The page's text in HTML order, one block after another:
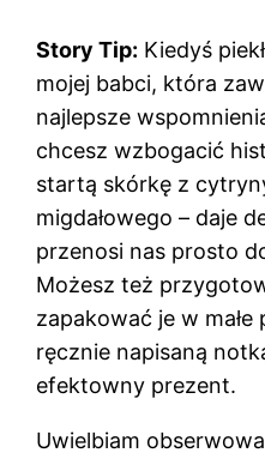
Story Tip: Kiedyś
mojej babci, która
najlepsze
chcesz wzbogacić
startą skórkę z
migdałowego – daje
przenosi nas prosto
Możesz też
zapakować je w
ręcznie napisaną
efektowny prezent.
Uwielbiam